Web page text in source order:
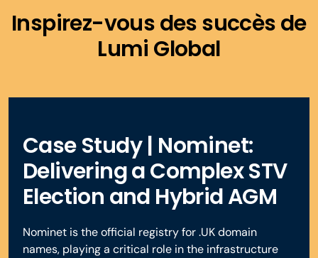
anonyme ou identifié. Toutes les options sont sécurisées,
conformes et entièrement vérifiables.
questions-réponses modérées, des fonctionnalités de
levée de main et des notifications en temps réel avant,
pendant et après le processus électoral.
Générez des résumés de participation, exportez les
enregistrements de vote et conservez une piste d'audit
complète.
Inspirez-vous des succès de
Lumi Global
Case Study | Nominet:
Delivering a Complex STV
Election and Hybrid AGM
Nominet is the official registry for .UK domain
names, playing a critical role in the infrastructure